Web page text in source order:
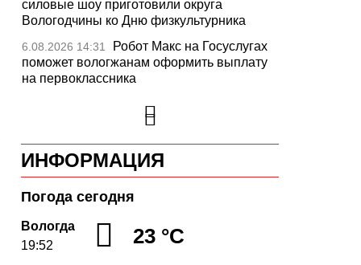
силовые шоу приготовили округа
Вологодчины ко Дню физкультурника
6.08.2026 14:31
Робот Макс на Госуслугах
поможет вологжанам оформить выплату
на первоклассника
Вологодская область
подтвердила курс на полное обеспечение
материалом
6.08.2026 13:28 Телемедицинские
технологии расширяют доступность
области
6.08.2026 12:42
ИНФОРМАЦИЯ
Погода сегодня
Вологда
19:52
23 °C